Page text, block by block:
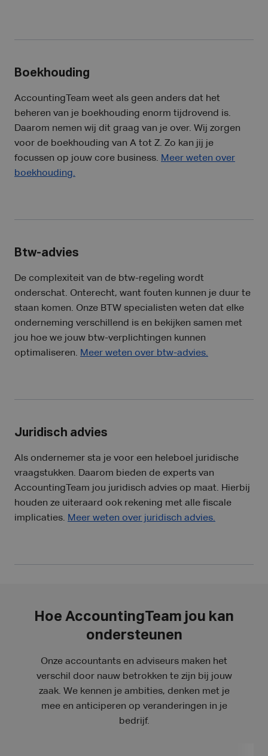
Boekhouding
AccountingTeam weet als geen anders dat het
beheren van je boekhouding enorm tijdrovend is.
Daarom nemen wij dit graag van je over. Wij zorgen
voor de boekhouding van A tot Z. Zo kan jij je
focussen op jouw core business. Meer weten over
boekhouding.
Btw-advies
De complexiteit van de btw-regeling wordt
onderschat. Onterecht, want fouten kunnen je duur te
staan komen. Onze BTW specialisten weten dat elke
onderneming verschillend is en bekijken samen met
jou hoe we jouw btw-verplichtingen kunnen
optimaliseren. Meer weten over btw-advies.
Juridisch advies
Als ondernemer sta je voor een heleboel juridische
vraagstukken. Daarom bieden de experts van
AccountingTeam jou juridisch advies op maat. Hierbij
houden ze uiteraard ook rekening met alle fiscale
implicaties. Meer weten over juridisch advies.
Hoe AccountingTeam jou kan
ondersteunen
Onze accountants en adviseurs maken het
verschil door nauw betrokken te zijn bij jouw
zaak. We kennen je ambities, denken met je
mee en anticiperen op veranderingen in je
bedrijf.